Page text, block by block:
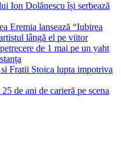
Ion Dolănescu își serbează
Eremia lansează “Iubirea
lângă el pe viitor
de 1 mai pe un yaht
Fratii Stoica lupta impotriva
de ani de carieră pe scena